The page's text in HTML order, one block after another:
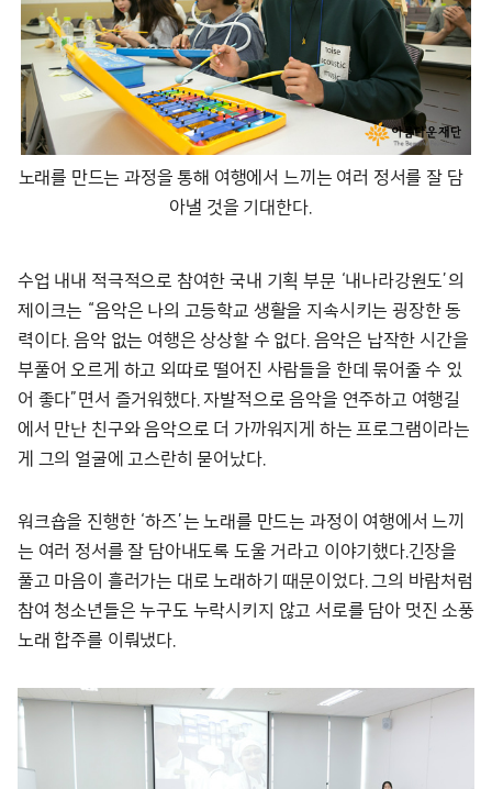
노래를 만드는 과정을 통해 여행에서 느끼는 여러 정서를 잘 담
아낼 것을 기대한다.
수업 내내 적극적으로 참여한 국내 기획 부문 ‘내나라강원도’의
제이크는 “음악은 나의 고등학교 생활을 지속시키는 굉장한 동
력이다. 음악 없는 여행은 상상할 수 없다. 음악은 납작한 시간을
부풀어 오르게 하고 외따로 떨어진 사람들을 한데 묶어줄 수 있
어 좋다”면서 즐거워했다. 자발적으로 음악을 연주하고 여행길
에서 만난 친구와 음악으로 더 가까워지게 하는 프로그램이라는
게 그의 얼굴에 고스란히 묻어났다.
워크숍을 진행한 ‘하즈’는 노래를 만드는 과정이 여행에서 느끼
는 여러 정서를 잘 담아내도록 도울 거라고 이야기했다.긴장을
풀고 마음이 흘러가는 대로 노래하기 때문이었다. 그의 바람처럼
참여 청소년들은 누구도 누락시키지 않고 서로를 담아 멋진 소풍
노래 합주를 이뤄냈다.